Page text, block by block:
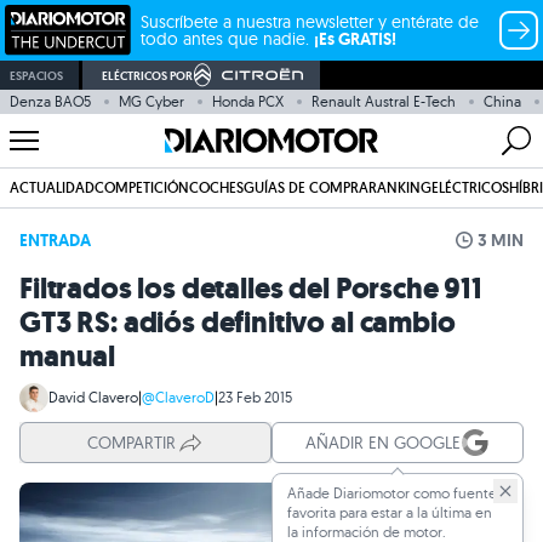
Suscríbete a nuestra newsletter y entérate de
todo antes que nadie. ¡Es GRATIS!
ESPACIOS ELÉCTRICOS POR
Denza BAO5 MG Cyber Honda PCX Renault Austral E-Tech China
ACTUALIDADCOMPETICIÓNCOCHESGUÍAS DE COMPRARANKINGELÉCTRICOS
ENTRADA 3 MIN
Filtrados los detalles del Porsche 911
GT3 RS: adiós definitivo al cambio
manual
David Clavero|@ClaveroD|23 Feb 2015
COMPARTIR AÑADIR EN GOOGLE
Añade Diariomotor como fuente
favorita para estar a la última en
la información de motor.